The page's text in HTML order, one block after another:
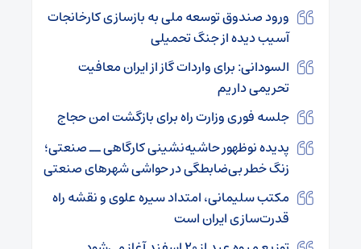
ورود صندوق توسعه ملی به بازسازی کارخانجات
آسیب دیده از جنگ تحمیلی
السودانی: برای واردات گاز از ایران معافیت
تحریمی داریم
جلسه فوری وزارت راه برای بازگشت امن حجاج
پدیده نوظهور حاشیه‌نشینی کارگاهی ــ صنعتی؛
زنگ خطر بی‌ضابطگی در حواشی شهرهای صنعتی
مکتب سلیمانی، امتداد سیره علوی و نقشه راه
قدرت‌سازی ایران است